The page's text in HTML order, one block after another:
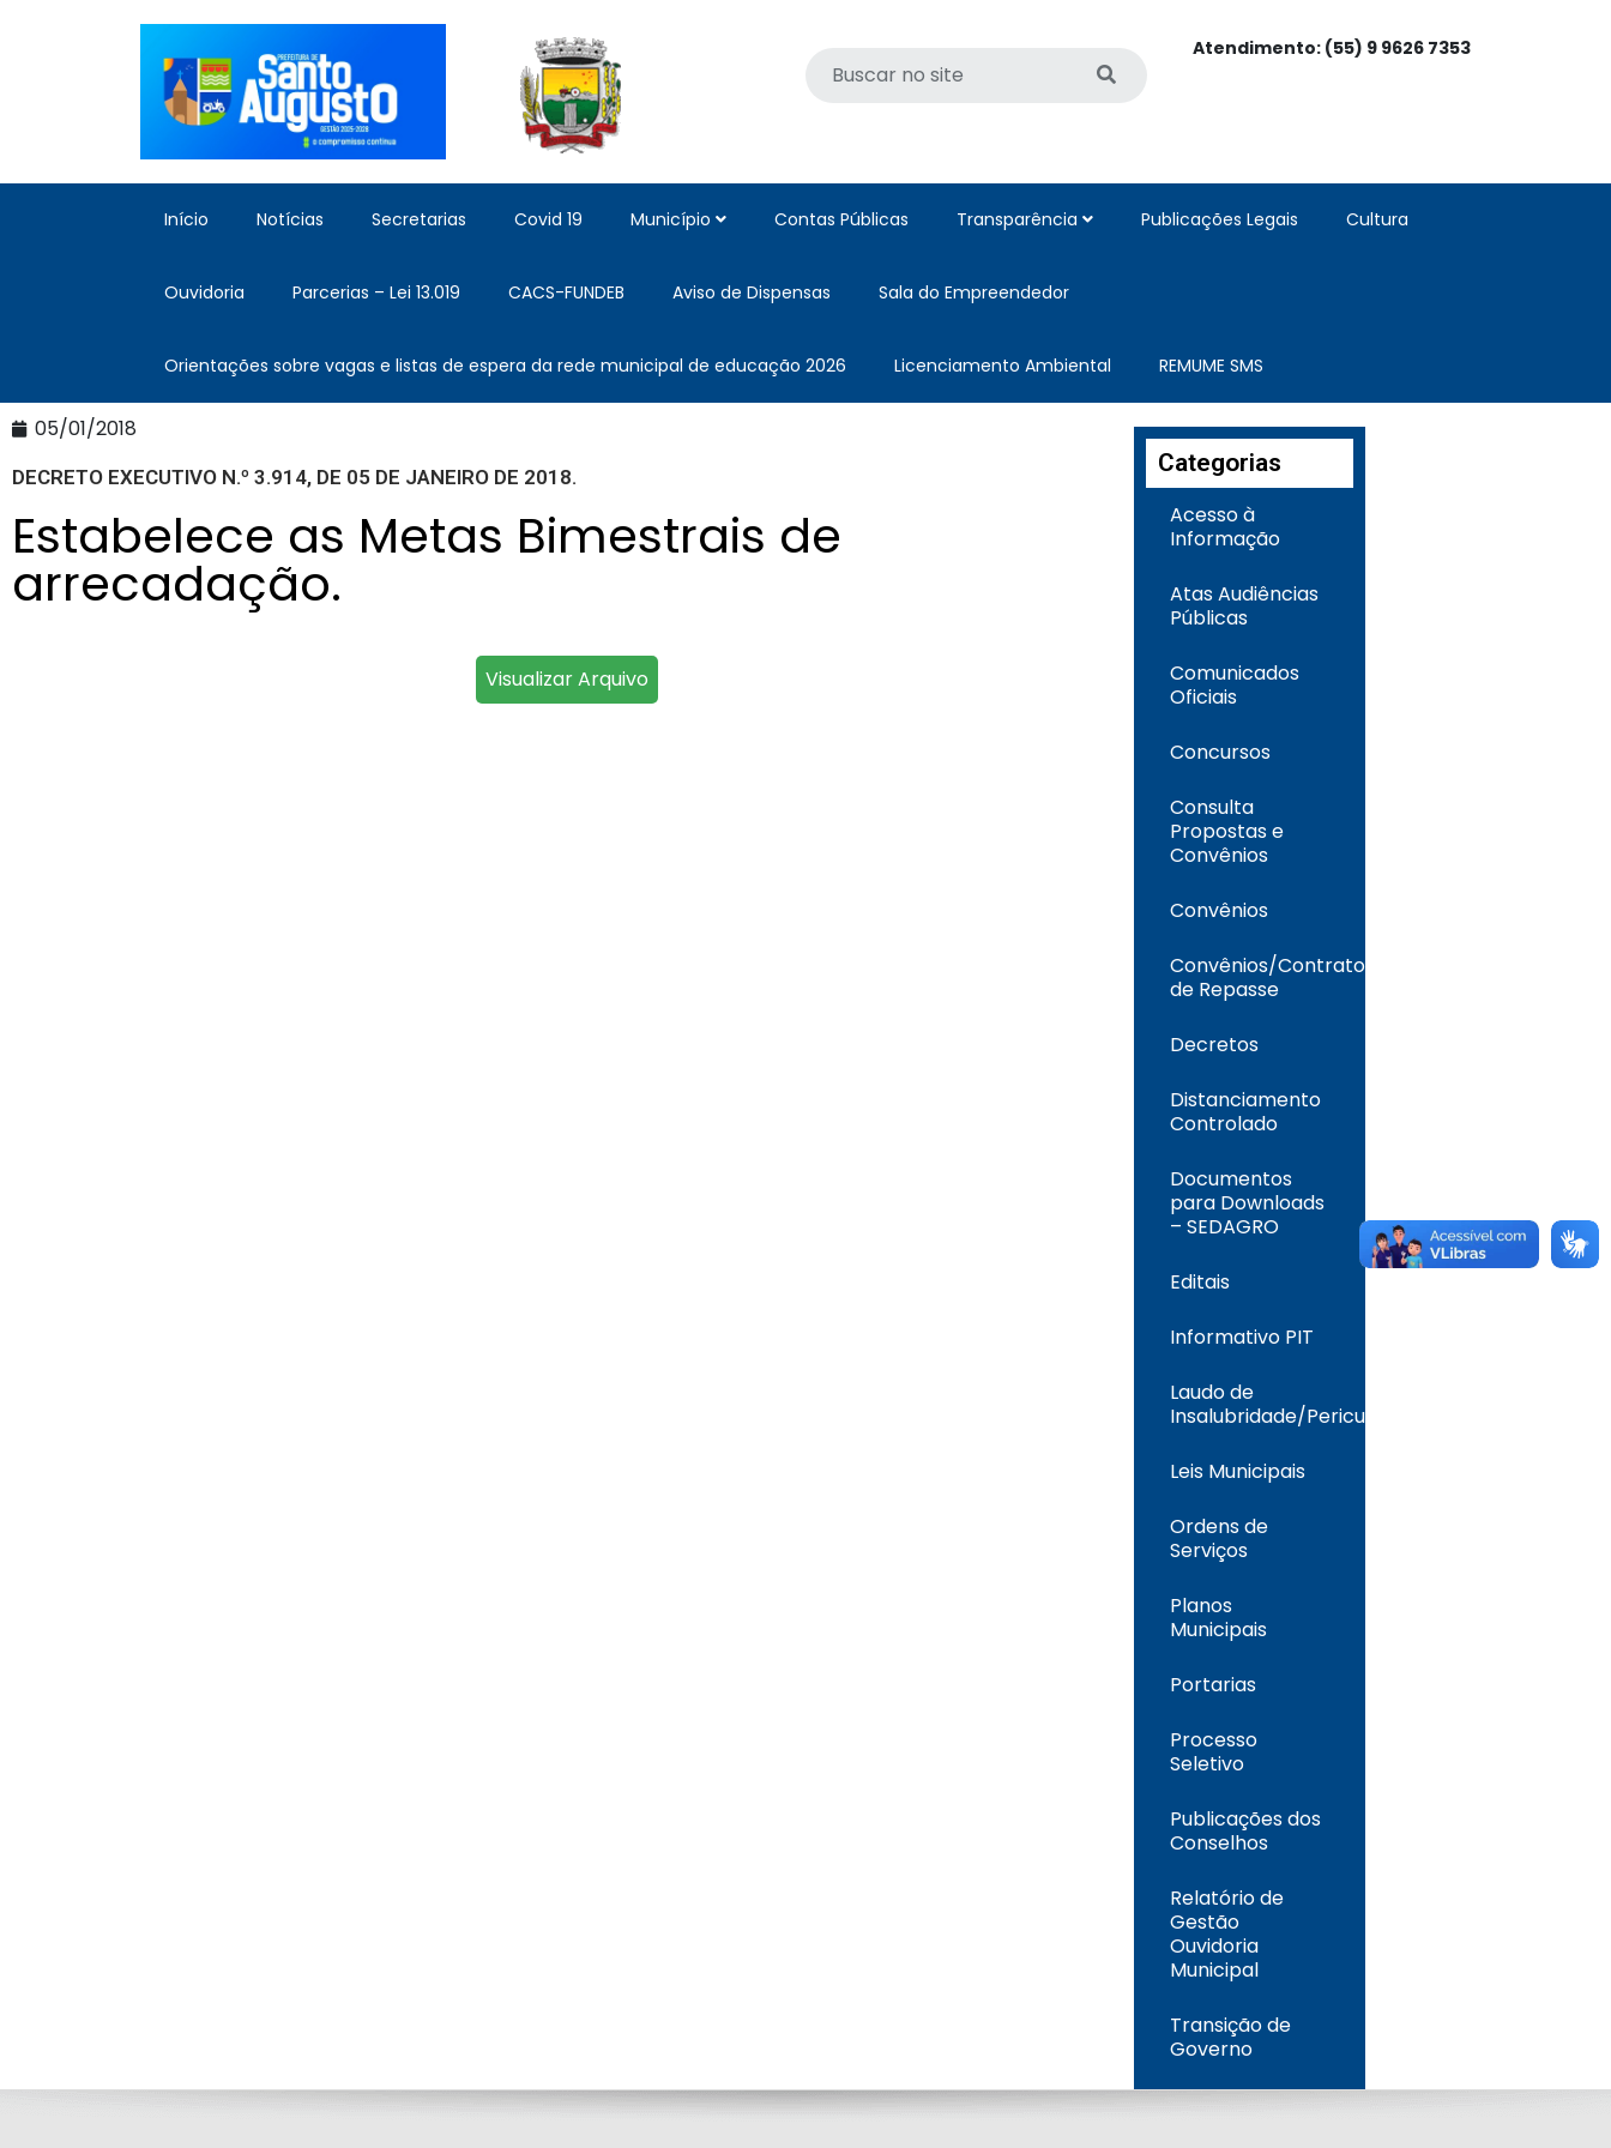
Atendimento: (55) 9 9626 7353
Início Notícias Secretarias Covid 19 Município Contas Públicas Transparência Publicações Legais Cultura
Ouvidoria Parcerias – Lei 13.019 CACS-FUNDEB Aviso de Dispensas Sala do Empreendedor
Orientações sobre vagas e listas de espera da rede municipal de educação 2026 Licenciamento Ambiental REMUME SMS
05/01/2018
DECRETO EXECUTIVO N.º 3.914, DE 05 DE JANEIRO DE 2018.
Estabelece as Metas Bimestrais de
arrecadação.
Visualizar Arquivo
Categorias
Acesso à
Informação
Atas Audiências
Públicas
Comunicados
Oficiais
Concursos
Consulta
Propostas e
Convênios
Convênios
Convênios/Contrato
de Repasse
Decretos
Distanciamento
Controlado
Documentos
para Downloads
– SEDAGRO
Editais
Informativo PIT
Laudo de
Insalubridade/Periculosidade
Leis Municipais
Ordens de
Serviços
Planos
Municipais
Portarias
Processo
Seletivo
Publicações dos
Conselhos
Relatório de
Gestão
Ouvidoria
Municipal
Transição de
Governo